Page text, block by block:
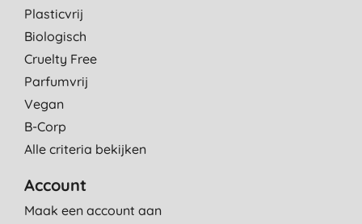
Plasticvrij
Biologisch
Cruelty Free
Parfumvrij
Vegan
B-Corp
Alle criteria bekijken
Account
Maak een account aan